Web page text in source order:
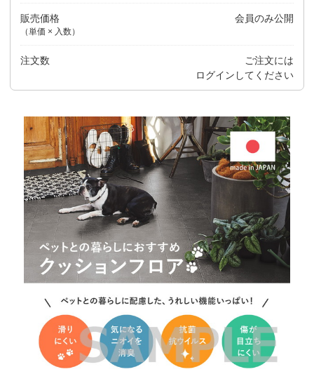
販売価格
（単価 × 入数）
会員のみ公開
注文数
ご注文には
ログイン してください